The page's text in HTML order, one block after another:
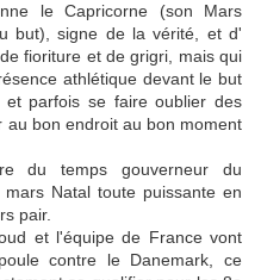
le Capricorne (son Mars
but), signe de la vérité, et d'
fioriture et de grigri, mais qui
athlétique devant le but
parfois se faire oublier des
bon endroit au bon moment
du temps gouverneur du
Natal toute puissante en
pair.
et l'équipe de France vont
contre le Danemark, ce